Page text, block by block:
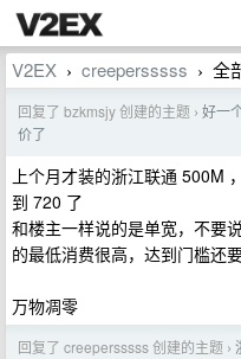
V2EX › creepersssss › 全
回复了 bzkmsjy 创建的主题 › 好一
价了
上个月才装的浙江联通 500M
到 720 了
和楼主一样说的是单宽，不要
的最低消费很高，达到门槛还
万物凋零
回复了 creepersssss 创建的主题 ›